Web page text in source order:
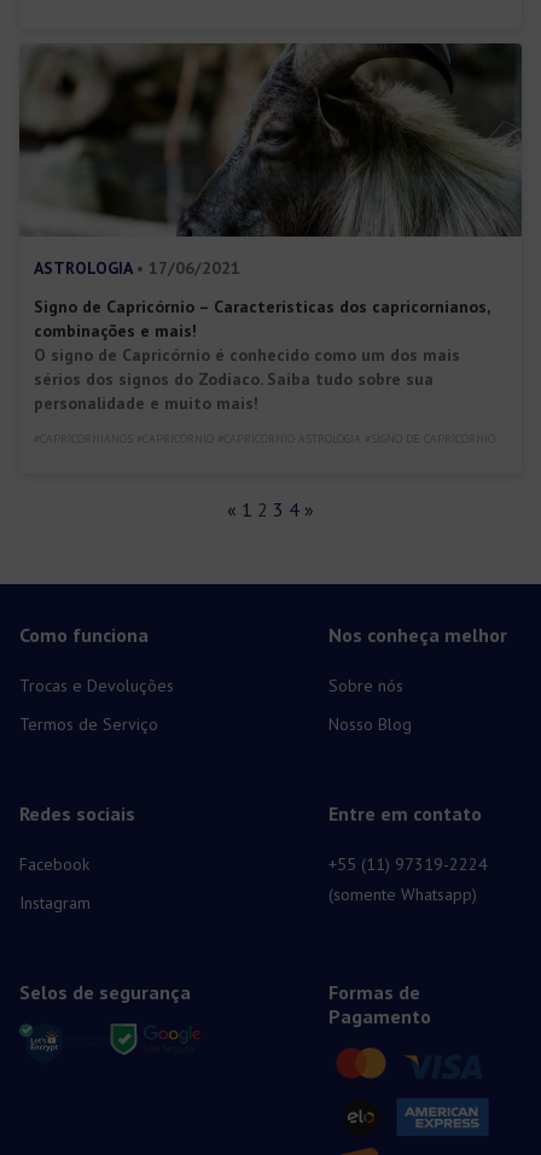
ASTROLOGIA • 17/06/2021
Signo de Capricórnio – Características dos capricornianos,
combinações e mais!
O signo de Capricórnio é conhecido como um dos mais
sérios dos signos do Zodíaco. Saiba tudo sobre sua
personalidade e muito mais!
« 1 2 3 4 »
Como funciona
Trocas e Devoluções
Termos de Serviço
Nos conheça melhor
Sobre nós
Nosso Blog
Redes sociais
Facebook
Instagram
Entre em contato
+55 (11) 97319-2224
(somente Whatsapp)
Selos de segurança
Formas de
Pagamento